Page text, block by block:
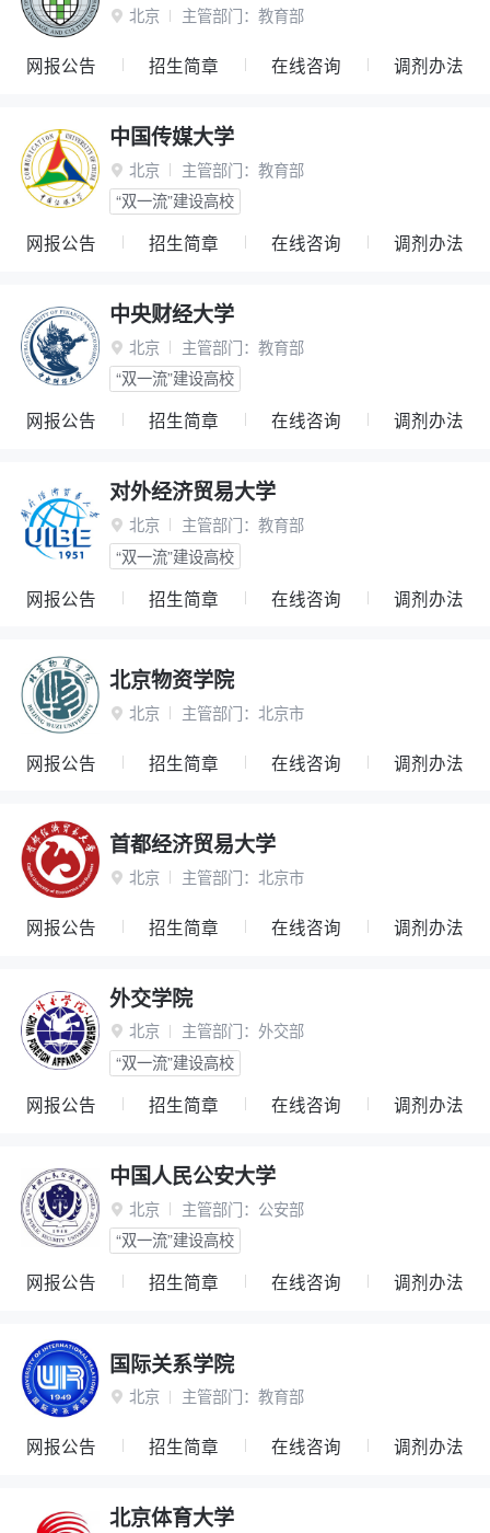
 北京 主管部门： 教育部
网报公告 招生简章 在线咨询 调剂办法
中国传媒大学
 北京 主管部门： 教育部
“双一流”建设高校
网报公告 招生简章 在线咨询 调剂办法
中央财经大学
 北京 主管部门： 教育部
“双一流”建设高校
网报公告 招生简章 在线咨询 调剂办法
对外经济贸易大学
 北京 主管部门： 教育部
“双一流”建设高校
网报公告 招生简章 在线咨询 调剂办法
北京物资学院
 北京 主管部门： 北京市
网报公告 招生简章 在线咨询 调剂办法
首都经济贸易大学
 北京 主管部门： 北京市
网报公告 招生简章 在线咨询 调剂办法
外交学院
 北京 主管部门： 外交部
“双一流”建设高校
网报公告 招生简章 在线咨询 调剂办法
中国人民公安大学
 北京 主管部门： 公安部
“双一流”建设高校
网报公告 招生简章 在线咨询 调剂办法
国际关系学院
 北京 主管部门： 教育部
网报公告 招生简章 在线咨询 调剂办法
北京体育大学